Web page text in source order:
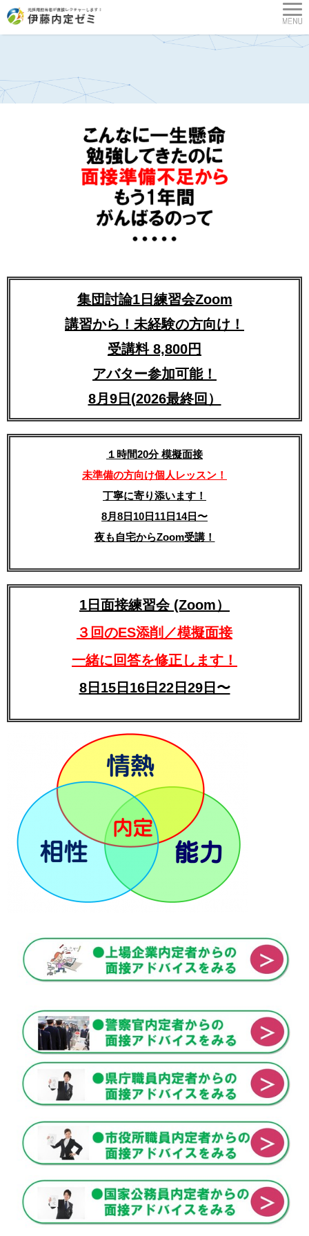
集団討論1日練習会Zoom
講習から！未経験の方向け！
受講料 8,800円
アバター参加可能！
8月9日(2026最終回）
１時間20分 模擬面接
未準備の方向け個人レッスン！
丁寧に寄り添います！
8月8日10日11日14日〜
夜も自宅からZoom受講！
1日面接練習会 (Zoom）
３回のES添削／模擬面接
一緒に回答を修正します！
8日15日16日22日29日〜